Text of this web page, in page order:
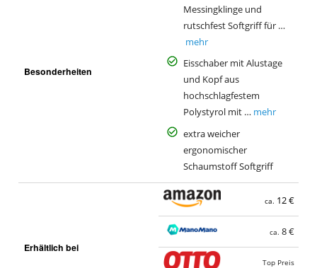
Besonderheiten
Messingklinge und
rutschfest Softgriff für …
mehr
Eisschaber mit Alustage
und Kopf aus
hochschlagfestem
Polystyrol mit … mehr
extra weicher
ergonomischer
Schaumstoff Softgriff
Erhältlich bei
ca. 12 €
ca. 8 €
Top Preis